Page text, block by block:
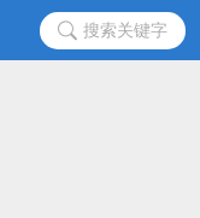
搜索关键字